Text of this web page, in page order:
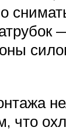
что